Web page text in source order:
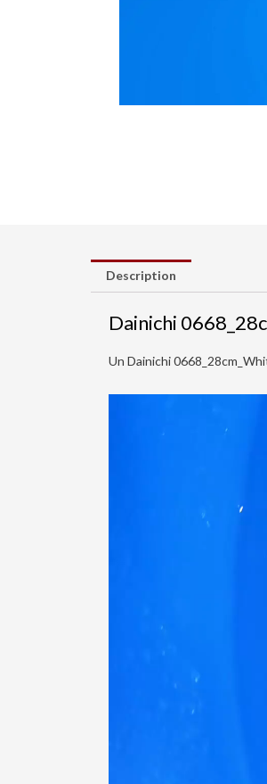
Description
Dainichi
Un Dainichi